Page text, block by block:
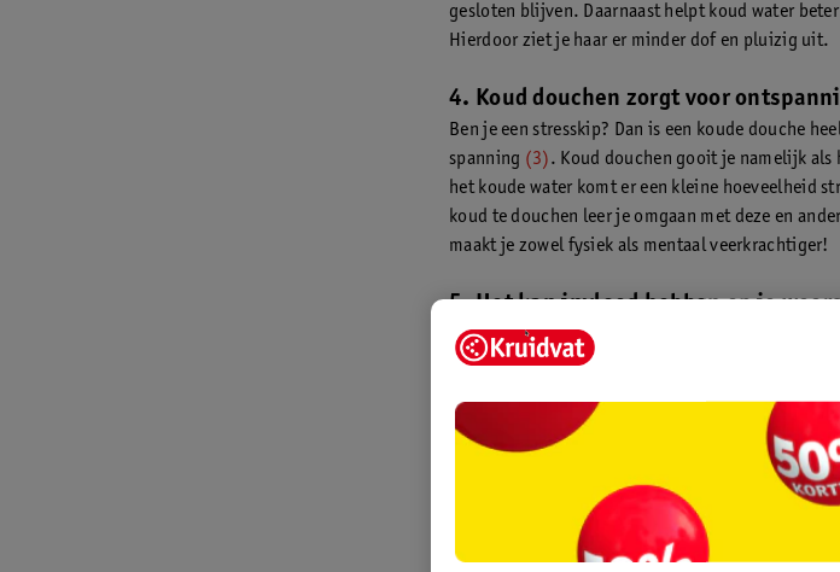
gesloten blijven. Daarnaast helpt koud water
Hierdoor ziet je haar er minder dof en pluizig uit.
4. Koud douchen zorgt voor
Ben je een stresskip? Dan is een koude douche
spanning (3). Koud douchen gooit je namelijk
het koude water komt er een kleine hoeveelheid
koud te douchen leer je omgaan met deze en
maakt je zowel fysiek als mentaal veerkrachtiger!
5. Het kan invloed hebben op je
Een koude douche zou goed kunnen zijn voor je
nog niet helemaal over eens, maar het lijkt erop
6. Het is goed voor je spieren
deze intensieve 10 minuten training
na lichamelijke inspanning goed zijn voor je
je bloedvaten samentrekken en